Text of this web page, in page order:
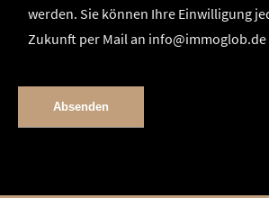
werden. Sie können Ihre Einwilligung
Zukunft per Mail an